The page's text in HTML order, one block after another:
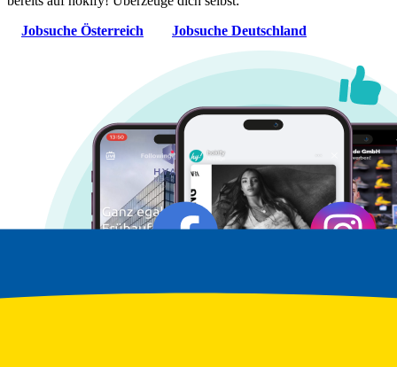
Jobsuche Österreich
Jobsuche Deutschland